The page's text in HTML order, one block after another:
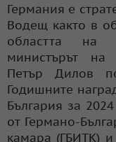
Германия е
Водещ както в
областта на
министърът на
Петър Дилов
Годишните
България за
от Германо-
камара (ГБИТК)